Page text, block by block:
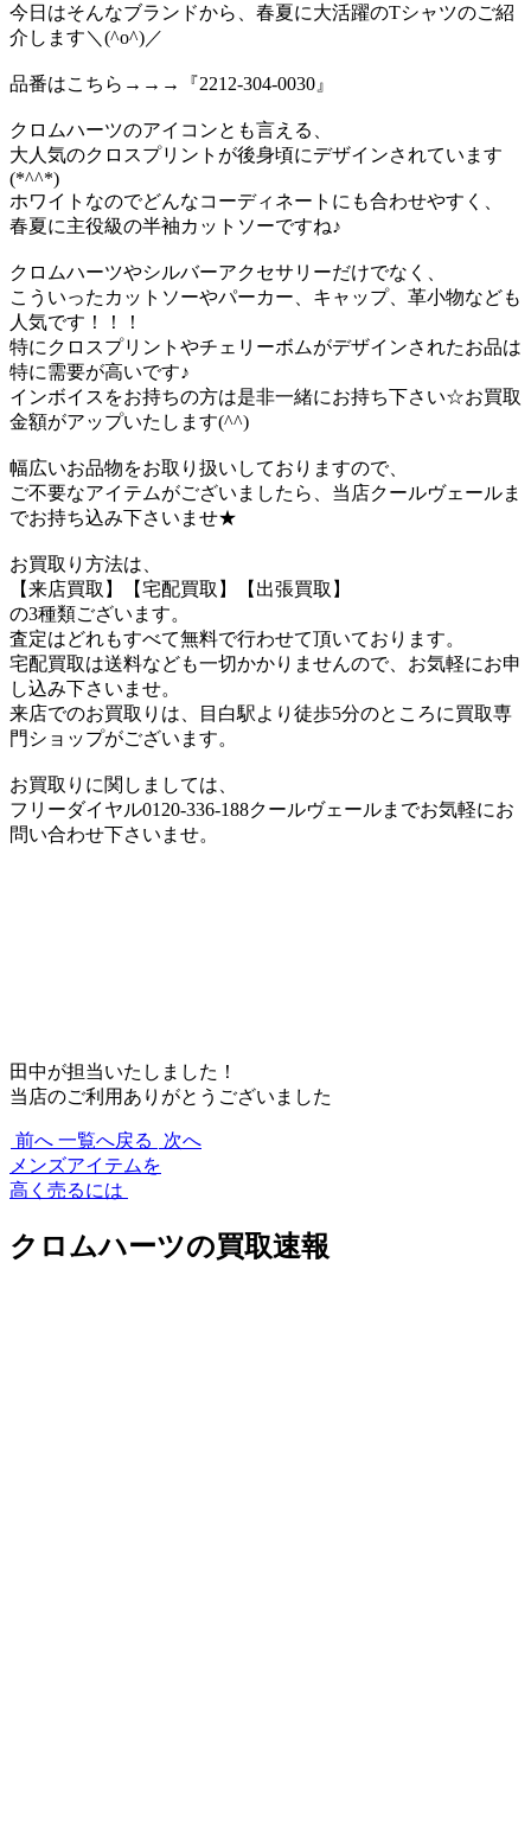
今日はそんなブランドから、春夏に大活躍のTシャツのご紹
介します＼(^o^)／
品番はこちら→→→『2212-304-0030』
クロムハーツのアイコンとも言える、
大人気のクロスプリントが後身頃にデザインされています
(*^^*)
ホワイトなのでどんなコーディネートにも合わせやすく、
春夏に主役級の半袖カットソーですね♪
クロムハーツやシルバーアクセサリーだけでなく、
こういったカットソーやパーカー、キャップ、革小物なども
人気です！！！
特にクロスプリントやチェリーボムがデザインされたお品は
特に需要が高いです♪
インボイスをお持ちの方は是非一緒にお持ち下さい☆お買取
金額がアップいたします(^^)
幅広いお品物をお取り扱いしておりますので、
ご不要なアイテムがございましたら、当店クールヴェールま
でお持ち込み下さいませ★
お買取り方法は、
【来店買取】【宅配買取】【出張買取】
の3種類ございます。
査定はどれもすべて無料で行わせて頂いております。
宅配買取は送料なども一切かかりませんので、お気軽にお申
し込み下さいませ。
来店でのお買取りは、目白駅より徒歩5分のところに買取専
門ショップがございます。
お買取りに関しましては、
フリーダイヤル0120-336-188クールヴェールまでお気軽にお
問い合わせ下さいませ。
田中が担当いたしました！
当店のご利用ありがとうございました
前へ 一覧へ戻る
次へ
メンズアイテムを
高く売るには
クロムハーツの買取速報